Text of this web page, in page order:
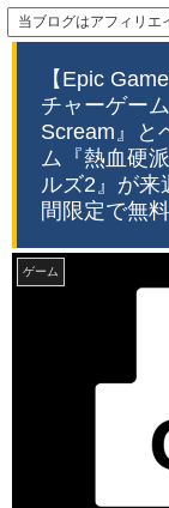
当ブログはアフィリエ
【Epic
チャーゲー
Scream』と
ム『熱血硬
ルズ2』が来
間限定で無
ゲーム